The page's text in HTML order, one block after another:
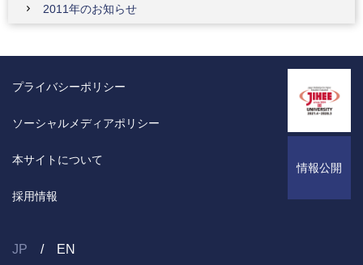
2011年のお知らせ
情報公開
プライバシーポリシー
ソーシャルメディアポリシー
本サイトについて
採用情報
JP EN